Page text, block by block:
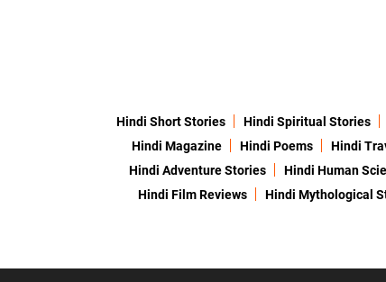
Hindi Short Stories Hindi Spiritual Stories
Hindi Magazine
Hindi Poems Hindi
Hindi Adventure Stories
Hindi Human
Hindi Film Reviews
Hindi Mythological